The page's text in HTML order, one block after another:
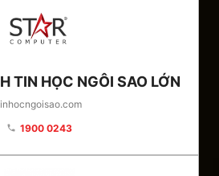
TIN HỌC NGÔI SAO LỚN
phone 1900 0243